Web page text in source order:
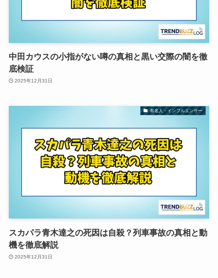
中田カウスの小指がない噂の真相と黒い交際の闇を徹
底検証
2025年12月31日
有名人・インフルエンサー
スカパラ青木達之の死因は自殺？列車事故の真相と動
機を徹底解説
2025年12月31日